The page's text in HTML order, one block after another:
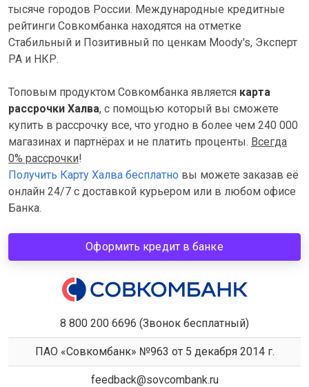
тысяче городов России. Международные кредитные
рейтинги Совкомбанка находятся на отметке
Стабильный и Позитивный по ценкам Moody's, Эксперт
РА и НКР.
Топовым продуктом Совкомбанка является карта
рассрочки Халва, с помощью который вы сможете
купить в рассрочку все, что угодно в более чем 240 000
магазинах и партнёрах и не платить проценты. Всегда
0% рассрочки!
Получить Карту Халва бесплатно вы можете заказав её
онлайн 24/7 с доставкой курьером или в любом офисе
Банка.
Оформить кредит в банке
8 800 200 6696 (Звонок бесплатный)
ПАО «Совкомбанк» №963 от 5 декабря 2014 г.
feedback@sovcombank.ru